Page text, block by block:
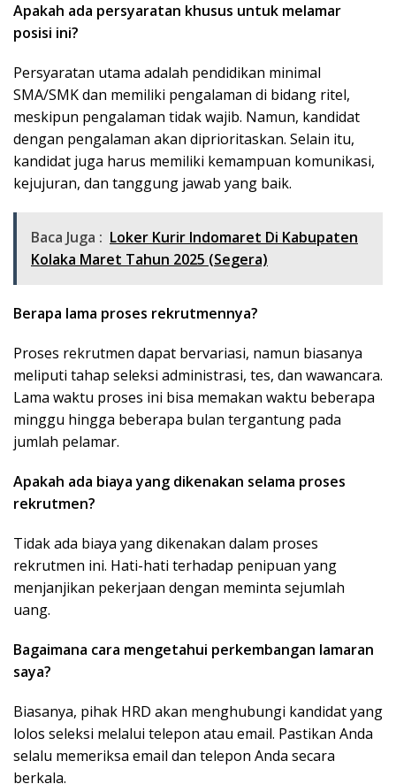
Apakah ada persyaratan khusus untuk melamar
posisi ini?
Persyaratan utama adalah pendidikan minimal
SMA/SMK dan memiliki pengalaman di bidang ritel,
meskipun pengalaman tidak wajib. Namun, kandidat
dengan pengalaman akan diprioritaskan. Selain itu,
kandidat juga harus memiliki kemampuan komunikasi,
kejujuran, dan tanggung jawab yang baik.
Baca Juga : Loker Kurir Indomaret Di Kabupaten
Kolaka Maret Tahun 2025 (Segera)
Berapa lama proses rekrutmennya?
Proses rekrutmen dapat bervariasi, namun biasanya
meliputi tahap seleksi administrasi, tes, dan wawancara.
Lama waktu proses ini bisa memakan waktu beberapa
minggu hingga beberapa bulan tergantung pada
jumlah pelamar.
Apakah ada biaya yang dikenakan selama proses
rekrutmen?
Tidak ada biaya yang dikenakan dalam proses
rekrutmen ini. Hati-hati terhadap penipuan yang
menjanjikan pekerjaan dengan meminta sejumlah
uang.
Bagaimana cara mengetahui perkembangan lamaran
saya?
Biasanya, pihak HRD akan menghubungi kandidat yang
lolos seleksi melalui telepon atau email. Pastikan Anda
selalu memeriksa email dan telepon Anda secara
berkala.